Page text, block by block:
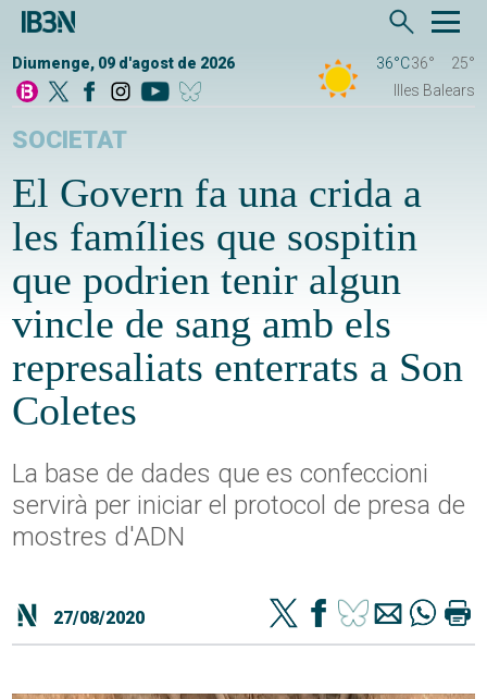
Diumenge, 09 d'agost de 2026 36°C36°
25°
Illes Balears
SOCIETAT
El Govern fa una crida a
les famílies que sospitin
que podrien tenir algun
vincle de sang amb els
represaliats enterrats a Son
Coletes
La base de dades que es confeccioni
servirà per iniciar el protocol de presa de
mostres d'ADN
27/08/2020